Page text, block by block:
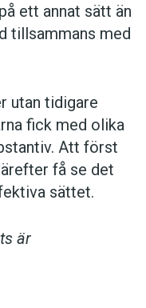
ett annat sätt än
tillsammans med
utan tidigare
fick med olika
Att först
få se det
sättet.
är